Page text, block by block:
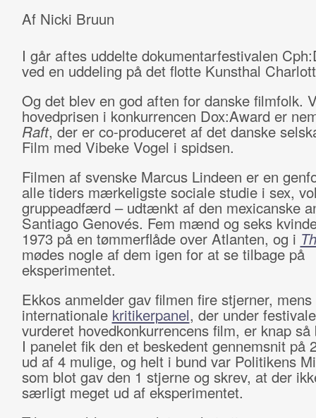
Af Nicki Bruun
I går aftes uddelte dokumentarfestivalen
ved en uddeling på det flotte Kunsthal
Og det blev en god aften for danske filmfolk.
hovedprisen i konkurrencen Dox:Award er
Raft, der er co-produceret af det danske
Film med Vibeke Vogel i spidsen.
Filmen af svenske Marcus Lindeen er en
alle tiders mærkeligste sociale studie i sex,
gruppeadfærd – udtænkt af den mexicanske
Santiago Genovés. Fem mænd og seks
1973 på en tømmerflåde over Atlanten, og i
mødes nogle af dem igen for at se tilbage på
eksperimentet.
Ekkos anmelder gav filmen fire stjerner, mens
internationale kritikerpanel, der under
vurderet hovedkonkurrencens film, er knap så
I panelet fik den et beskedent gennemsnit på
ud af 4 mulige, og helt i bund var Politikens
som blot gav den 1 stjerne og skrev, at der
særligt meget ud af eksperimentet.